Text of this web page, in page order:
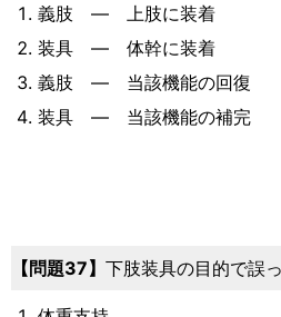
義肢 ― 上肢に装着
装具 ― 体幹に装着
義肢 ― 当該機能の回復
装具 ― 当該機能の補完
37 下肢装具の目的で誤